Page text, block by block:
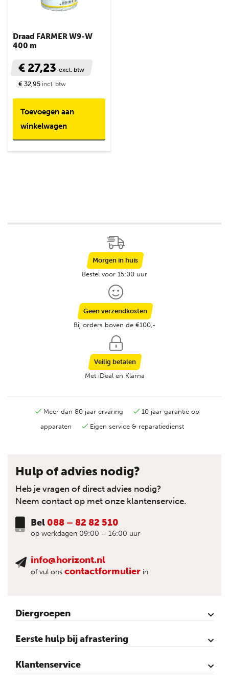
Draad FARMER W9-W
400 m
€ 27,23 excl. btw
€ 32,95 incl. btw
Toevoegen aan
winkelwagen
Morgen in huis
Bestel voor 15:00 uur
Geen verzendkosten
Bij orders boven de €100,-
Veilig betalen
Met iDeal en Klarna
Meer dan 80 jaar ervaring
10 jaar garantie op
apparaten
Eigen service & reparatiedienst
Hulp of advies nodig?
Heb je vragen of direct advies nodig?
Neem contact op met onze klantenservice.
Bel 088 – 82 82 510
op werkdagen 09:00 – 16:00 uur
info@horizont.nl
of vul ons contactformulier in
Diergroepen
Rund
Schaap
Paard
Geit
Pluimvee
Varken
Huisdieren
Reigers
Wolfafweer
Wild / Wildafweer
Eerste hulp bij afrastering
Horizont Animatie-video’s
Horizont Productvideo’s
Horizont afrastering voor dieren
Afraster advies voor rundvee
Afraster advies voor paarden
Afraster advies voor schapen
Afraster advies tegen wolven
Afraster advies schutting/voliére
Afraster advies voor honden
Afraster advies voor katten
Afraster advies voor vijvers
Afraster advies tegen duiven
Agro Aktueel
Klantenservice
Contact
Mijn account
Veilig winkelen
Algemene voorwaarden
Privacy- en cookieverklaring
Disclaimer
Sitemap